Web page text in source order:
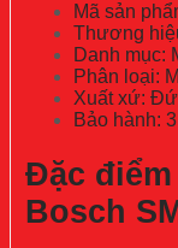
Mã sản
Thương
Danh mục:
Phân loại:
Xuất xứ:
Bảo hành:
Đặc
Bosch